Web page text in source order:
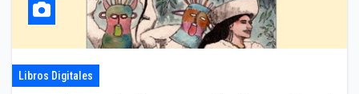
Libros Digitales